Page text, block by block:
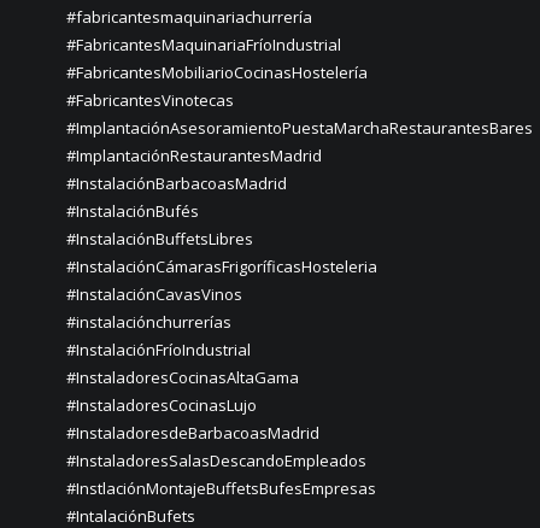
#fabricantesmaquinariachurrería
#FabricantesMaquinariaFríoIndustrial
#FabricantesMobiliarioCocinasHostelería
#FabricantesVinotecas
#ImplantaciónAsesoramientoPuestaMarchaRestaurantesBares
#ImplantaciónRestaurantesMadrid
#InstalaciónBarbacoasMadrid
#InstalaciónBufés
#InstalaciónBuffetsLibres
#InstalaciónCámarasFrigoríficasHosteleria
#InstalaciónCavasVinos
#instalaciónchurrerías
#InstalaciónFríoIndustrial
#InstaladoresCocinasAltaGama
#InstaladoresCocinasLujo
#InstaladoresdeBarbacoasMadrid
#InstaladoresSalasDescandoEmpleados
#InstlaciónMontajeBuffetsBufesEmpresas
#IntalaciónBufets